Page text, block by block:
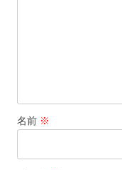
名前 ※